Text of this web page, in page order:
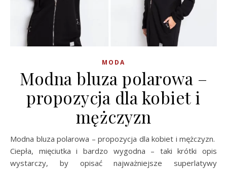
MODA
Modna bluza polarowa –
propozycja dla kobiet i
mężczyzn
Modna bluza polarowa – propozycja dla kobiet i mężczyzn.
Ciepła, mięciutka i bardzo wygodna – taki krótki opis
wystarczy, by opisać najważniejsze superlatywy